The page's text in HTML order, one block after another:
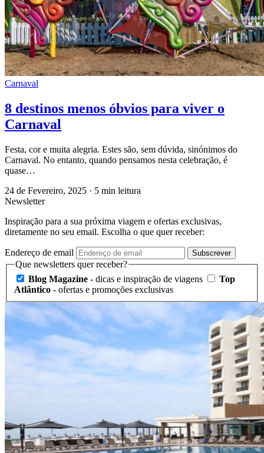
Carnaval
8 destinos menos óbvios para viver o
Carnaval
Festa, cor e muita alegria. Estes são, sem dúvida, sinónimos do
Carnaval. No entanto, quando pensamos nesta celebração, é
quase…
24 de Fevereiro, 2025 · 5 min leitura
Newsletter
Inspiração para a sua próxima viagem e ofertas exclusivas,
diretamente no seu email. Escolha o que quer receber:
Endereço de email Subscrever
Que newsletters quer receber?
Blog Magazine - dicas e inspiração de viagens
Top
Atlântico - ofertas e promoções exclusivas